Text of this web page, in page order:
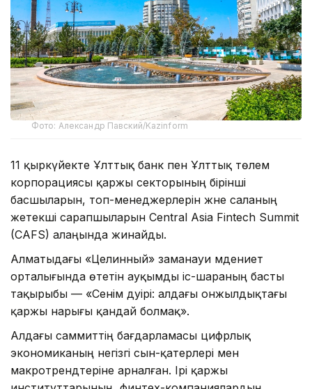
Фото: Александр Павский/Kazinform
11 қыркүйекте Ұлттық банк пен Ұлттық төлем
корпорациясы қаржы секторының бірінші
басшыларын, топ-менеджерлерін және саланың
жетекші сарапшыларын Central Asia Fintech Summit
(CAFS) алаңында жинайды.
Алматыдағы «Целинный» заманауи мәдениет
орталығында өтетін ауқымды іс-шараның басты
тақырыбы — «Сенім дәуірі: алдағы онжылдықтағы
қаржы нарығы қандай болмақ».
Алдағы саммиттің бағдарламасы цифрлық
экономиканың негізгі сын-қатерлері мен
макротрендтеріне арналған. Ірі қаржы